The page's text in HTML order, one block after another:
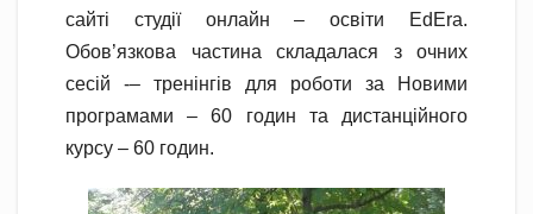
сайті студії онлайн – освіти ЕdEra.
Обов’язкова частина складалася з очних
сесій -– тренінгів для роботи за Новими
програмами – 60 годин та дистанційного
курсу – 60 годин.